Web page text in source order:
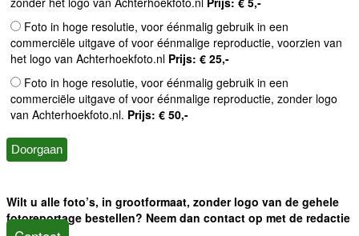
Foto in hoge resolutie, voor éénmalig gebruik in een
commerciële uitgave of voor éénmalige reproductie, voorzien van
het logo van Achterhoekfoto.nl Prijs: € 25,-
Foto in hoge resolutie, voor éénmalig gebruik in een
commerciële uitgave of voor éénmalige reproductie, zonder logo
van Achterhoekfoto.nl. Prijs: € 50,-
Wilt u alle foto’s, in grootformaat, zonder logo van de gehele
fotoreportage bestellen? Neem dan contact op met de redactie